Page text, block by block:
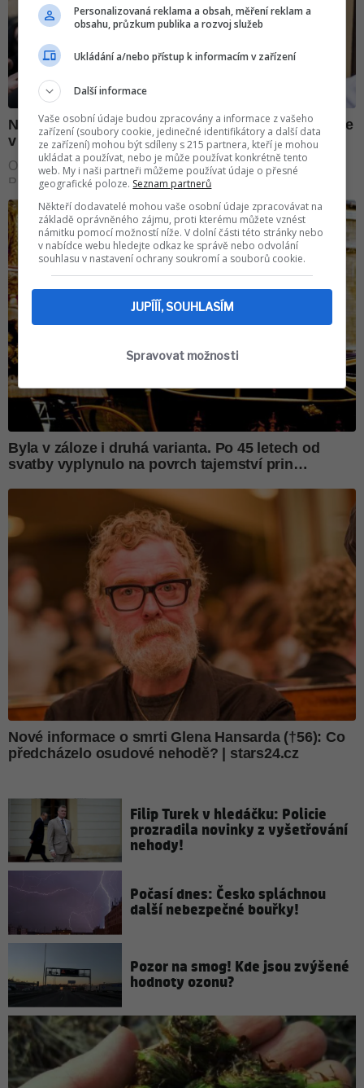
Filip Turek v hledáčku: Policie
prozradila novinky z vyšetřování
nehody!
Počasí dnes: Česko spláchnou
další nebezpečné bouřky!
Pozor na smog! Kde jsou zvýšené
hodnoty ozonu?
Personalizovaná reklama a obsah, měření reklam a
obsahu, průzkum publika a rozvoj služeb
Ukládání a/nebo přístup k informacím v zařízení
Další informace
Vaše osobní údaje budou zpracovány a informace z vašeho
zařízení (soubory cookie, jedinečné identifikátory a další data
ze zařízení) mohou být sdíleny s 215 partnera, kteří je mohou
ukládat a používat, nebo je může používat konkrétně tento
web. My i naši partneři můžeme používat údaje o přesné
geografické poloze. Seznam partnerů
Někteří dodavatelé mohou vaše osobní údaje zpracovávat na
základě oprávněného zájmu, proti kterému můžete vznést
námitku pomocí možností níže. V dolní části této stránky nebo
v nabídce webu hledejte odkaz ke správě nebo odvolání
souhlasu v nastavení ochrany soukromí a souborů cookie.
JUPÍÍÍ, SOUHLASÍM
Spravovat možnosti